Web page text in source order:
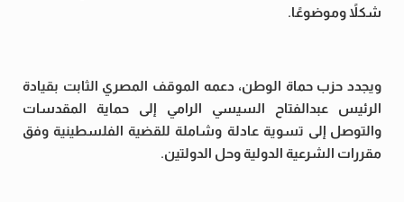
شكلاً وموضوعًا.
ويجدد حزب حماة الوطن، دعمه الموقف المصري الثابت بقيادة
الرئيس عبدالفتاح السيسي الرامي إلى حماية المقدسات
والتوصل إلى تسوية عادلة وشاملة للقضية الفلسطينية وفق
مقررات الشرعية الدولية وحل الدولتين.